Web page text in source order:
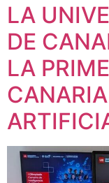
LA
DE
LA